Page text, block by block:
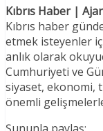
Kıbrıs Haber |
Kıbrıs haber
etmek isteyenler
anlık olarak
Cumhuriyeti ve
siyaset, ekonomi,
önemli